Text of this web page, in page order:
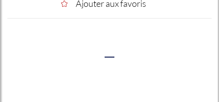
Ajouter aux favoris